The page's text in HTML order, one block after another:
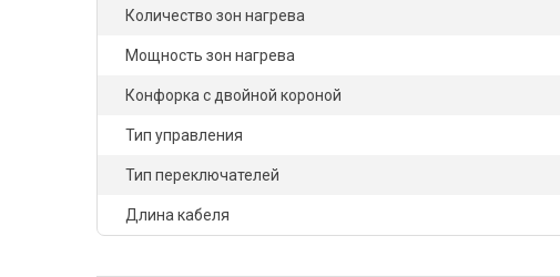
Количество зон нагрева
Мощность зон нагрева
Конфорка с двойной короной
Тип управления
Тип переключателей
Длина кабеля